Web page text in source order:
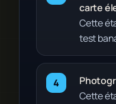
carte
Cette
test
Cette